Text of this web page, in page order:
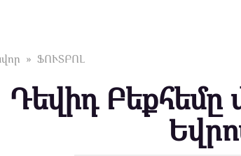
» ՖՈՒՏԲՈԼ
Դեվիդ Բեքհեմը